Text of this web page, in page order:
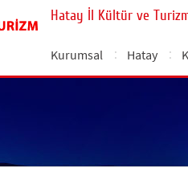
Hatay İl Kültür ve
Kurumsal Hatay